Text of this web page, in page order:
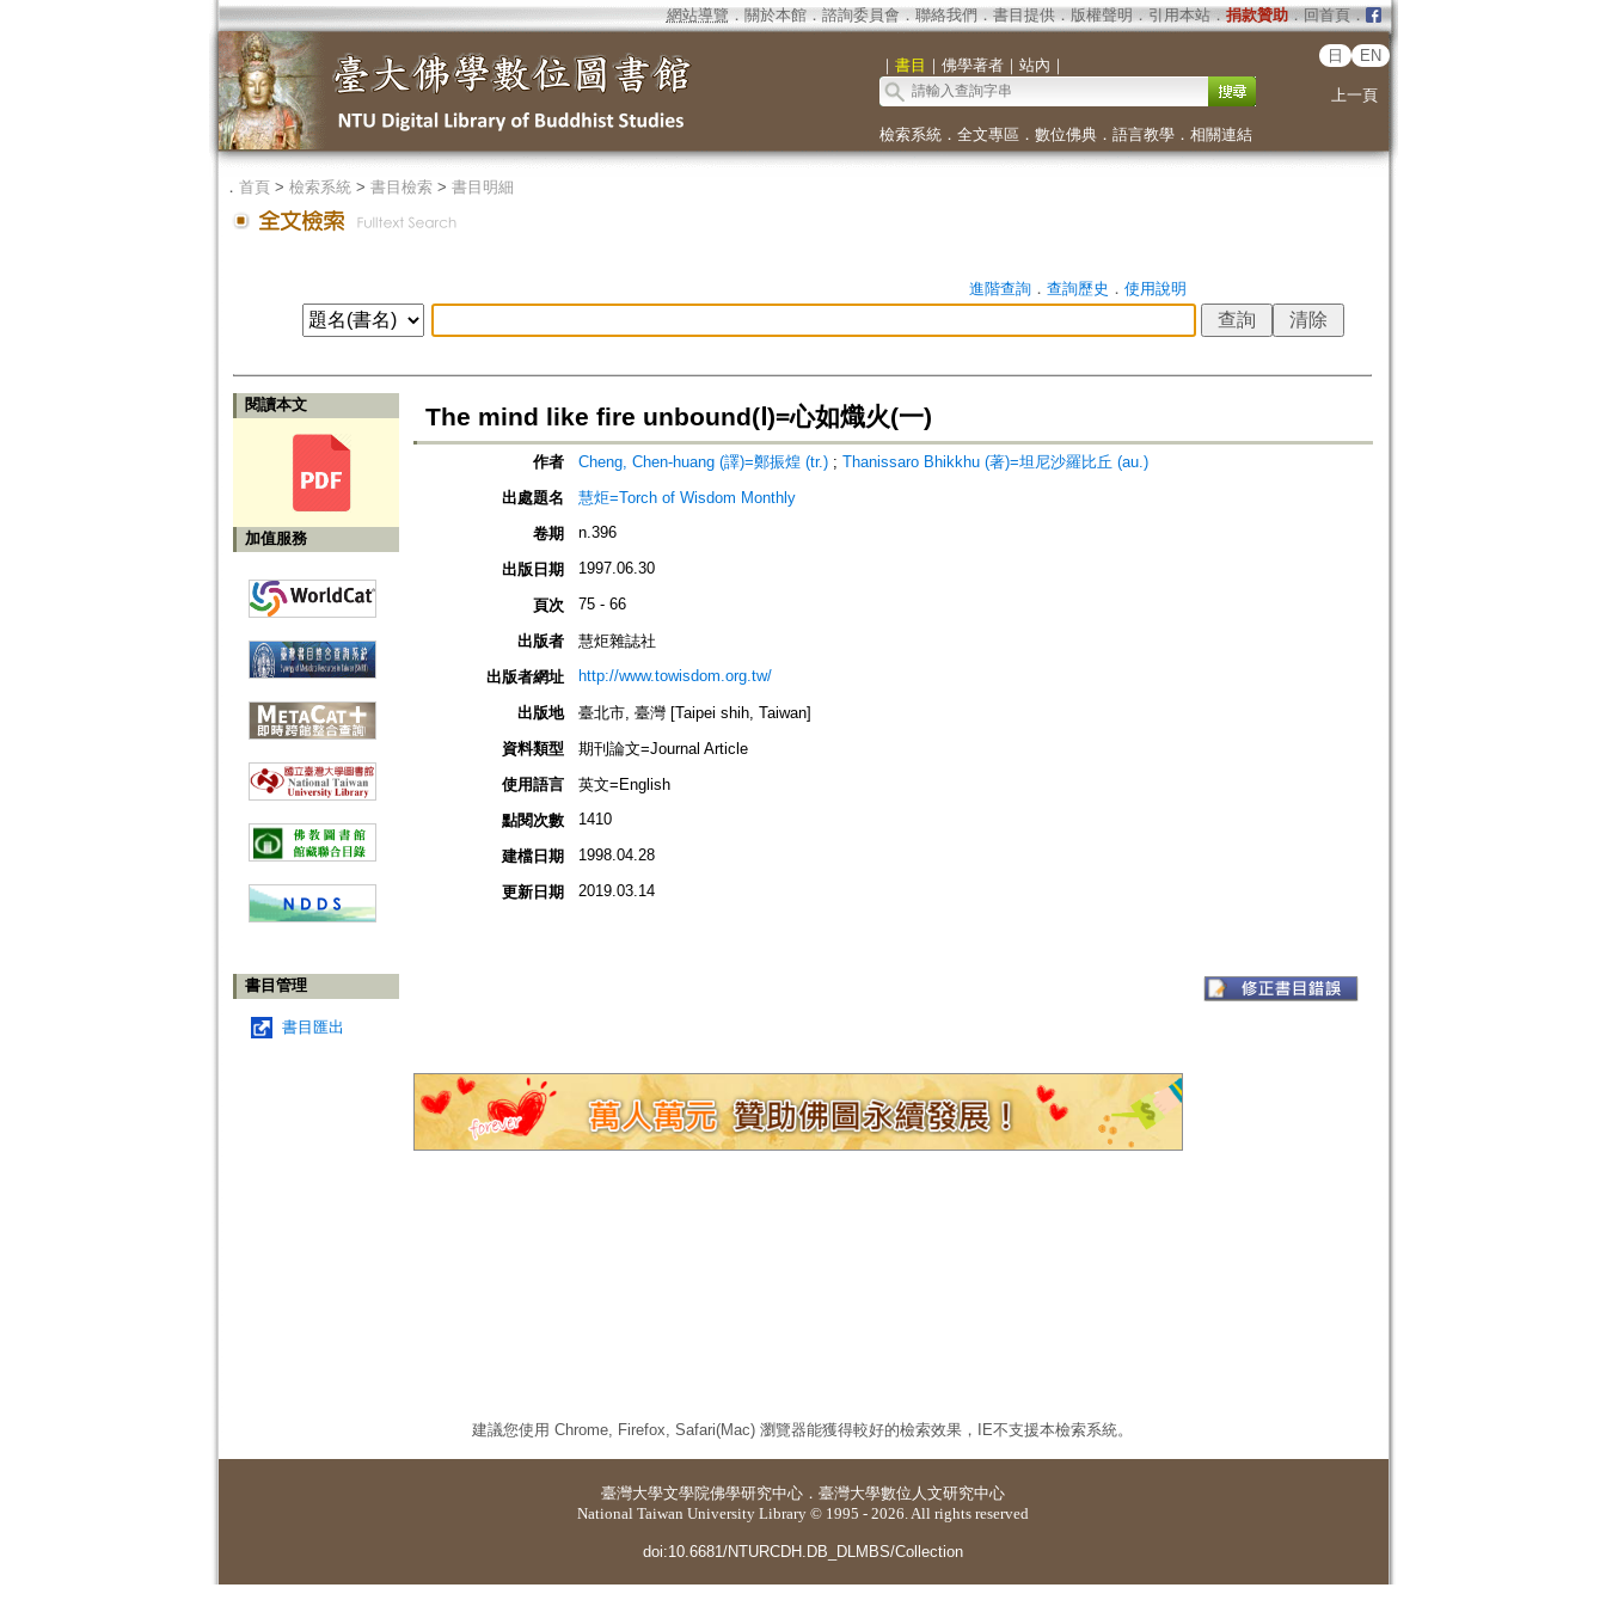
網站導覽 ． 關於本館． 諮詢委員會． 聯絡我們 ． 書目提供． 版權聲明 ． 引用本站． 捐款贊助．回首頁．
｜ 書目 ｜ 佛學著者｜ 站內 ｜
日 EN
上一頁
檢索系統． 全文專區 ． 數位佛典． 語言教學． 相關連結
． 首頁> 檢索系統> 書目檢索> 書目明細
進階查詢． 查詢歷史 ． 使用說明
閱讀本文
加值服務
書目管理
書目匯出
The mind like fire unbound(Ⅰ)=心如熾火(一)
作者 Cheng, Chen-huang (譯)=鄭振煌 (tr.); Thanissaro Bhikkhu (著)=坦尼沙羅比丘 (au.)
出處題名
慧炬=Torch of Wisdom Monthly
卷期
n.396
出版日期 1997.06.30
頁次 75 - 66
出版者
慧炬雜誌社
出版者網址
http://www.towisdom.org.tw/
出版地
臺北市, 臺灣 [Taipei shih, Taiwan]
資料類型
期刊論文=Journal Article
使用語言
英文=English
點閱次數
1410
建檔日期 1998.04.28
更新日期 2019.03.14
建議您使用 Chrome, Firefox, Safari(Mac) 瀏覽器能獲得較好的檢索效果，IE不支援本檢索系統。
臺灣大學文學院佛學研究中心 ． 臺灣大學數位人文研究中心
National Taiwan University Library © 1995 - 2026. All rights reserved
doi:10.6681/NTURCDH.DB_DLMBS/Collection